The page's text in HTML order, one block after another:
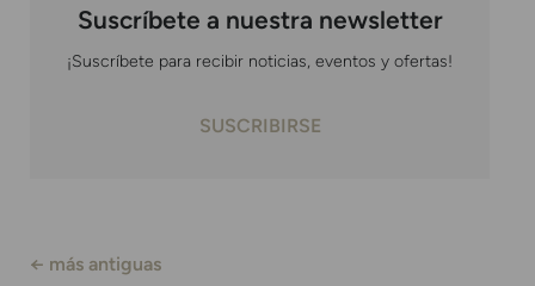
Suscríbete a nuestra newsletter
¡Suscríbete para recibir noticias, eventos y ofertas!
SUSCRIBIRSE
← más antiguas